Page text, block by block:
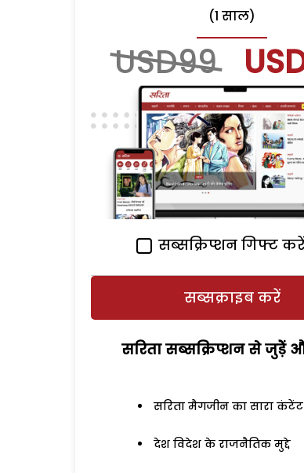
(1 साल)
USD99
सब्सक्रिप्शन गिफ्ट करें
सब्सक्राइब करें
सरिता सब्सक्रिप्शन से जुड़ेें
सरिता मैगजीन का सारा कंटेंट
देश विदेश के राजनैतिक मुद्दे